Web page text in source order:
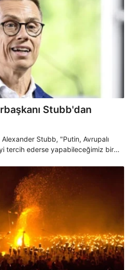
Stubb'dan
Stubb, "Putin, Avrupalı
tercih ederse yapabileceğimiz bir